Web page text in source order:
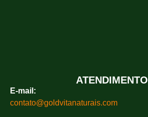
ATENDIMENTO
E-mail:
contato@goldvitanaturais.com